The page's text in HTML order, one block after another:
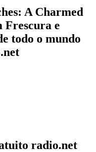
A Charmed
Frescura e
todo o mundo
radio.net